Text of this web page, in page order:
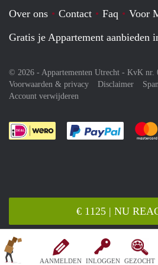
AANMELDEN INLOGGEN GEZOCHT
€ 1125 | NU
Over ons Contact Faq Voor
Gratis je Appartement aanbieden
© 2026 - Appartementen Utrecht - KvK nr.
Voorwaarden & privacy
Disclaimer
Account verwijderen
Je